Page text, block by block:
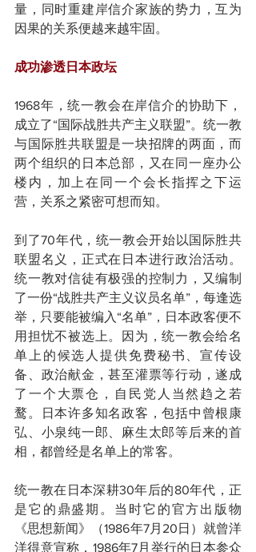
量，同时重建岸信介家族的势力，互为
因果的关系便越来越牢固。
成功渗透日本政坛
1968年，统一教会在岸信介的协助下，
成立了“国际战胜共产主义联盟”。统一教
与国际胜共联盟是一块招牌的两面，而
两个组织的日本总部，又在同一座办公
楼内，加上在同一个会长指挥之下运
营，关系之紧密可想而知。
到了70年代，统一教会开始以国际胜共
联盟名义，正式在日本进行政治活动。
统一教对信徒有极强的控制力，又编制
了一份“战胜共产主义议员名单”，每逢选
举，只要能被编入“名单”，日本政客便不
用担忧不被选上。因为，统一教会给名
单上的候选人提供免费秘书、宣传设
备、政治献金，甚至灌票等行动，遂成
了一个大票仓，自民党人当然趋之若
鹜。日本许多知名政客，包括中曾根康
弘、小泉纯一郎、麻生太郎等后来的首
相，都曾经是名单上的常客。
统一教在日本深耕30年后的80年代，正
是它的鼎盛期。当时它的官方出版物
《思想新闻》（1986年7月20日）就曾洋
洋得意宣称，1986年7月举行的日本参众